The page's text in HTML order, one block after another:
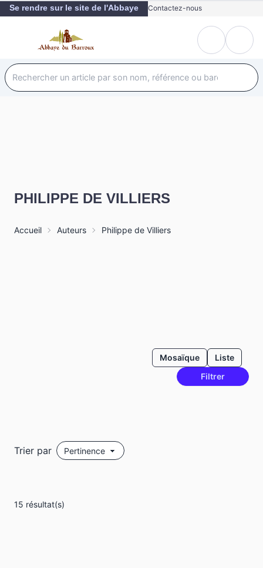
Se rendre sur le site de l'Abbaye Contactez-nous
PHILIPPE DE VILLIERS
Accueil Auteurs Philippe de Villiers
Filtrer
Mosaïque Liste
Trier par
15 résultat(s)